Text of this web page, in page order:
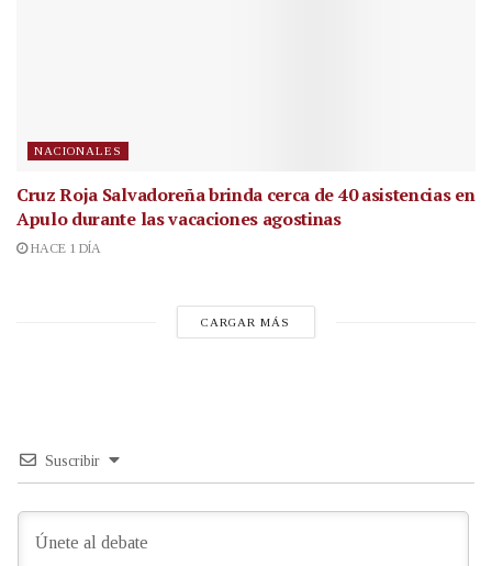
NACIONALES
Cruz Roja Salvadoreña brinda cerca de 40 asistencias en
Apulo durante las vacaciones agostinas
HACE 1 DÍA
CARGAR MÁS
Suscribir